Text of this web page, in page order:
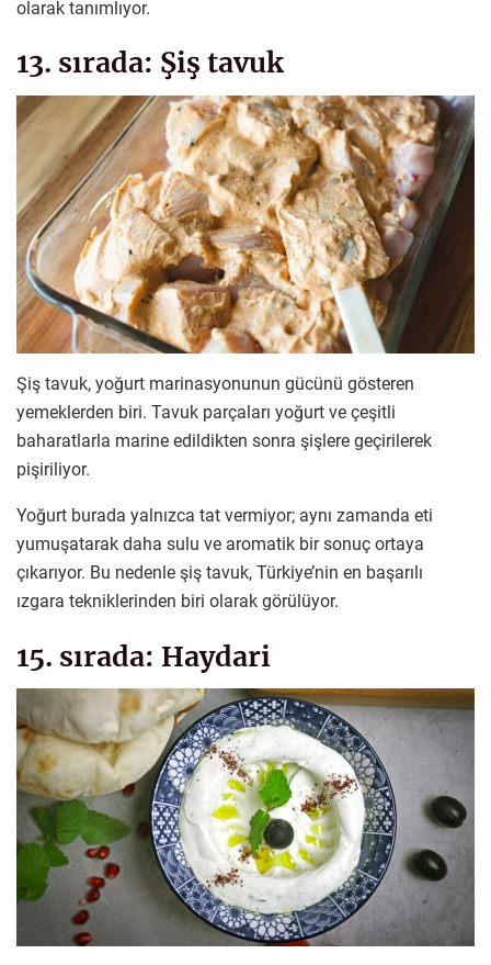
olarak tanımlıyor.
13. sırada: Şiş tavuk
Şiş tavuk, yoğurt marinasyonunun gücünü gösteren
yemeklerden biri. Tavuk parçaları yoğurt ve çeşitli
baharatlarla marine edildikten sonra şişlere geçirilerek
pişiriliyor.
Yoğurt burada yalnızca tat vermiyor; aynı zamanda eti
yumuşatarak daha sulu ve aromatik bir sonuç ortaya
çıkarıyor. Bu nedenle şiş tavuk, Türkiye’nin en başarılı
ızgara tekniklerinden biri olarak görülüyor.
15. sırada: Haydari